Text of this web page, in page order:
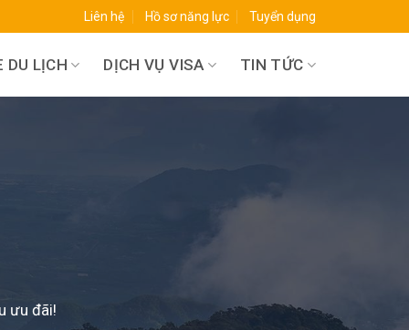
Liên hệ Hồ sơ năng lực Tuyển dụng
DU LỊCH DỊCH VỤ VISA TIN TỨC
ưu đãi!